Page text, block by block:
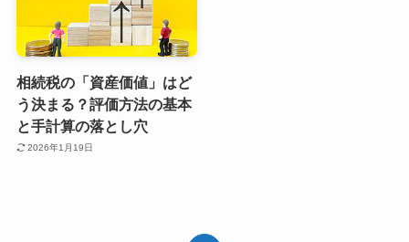
相続税の「資産価値」はど
う決まる？評価方法の基本
と手計算の落とし穴
2026年1月19日